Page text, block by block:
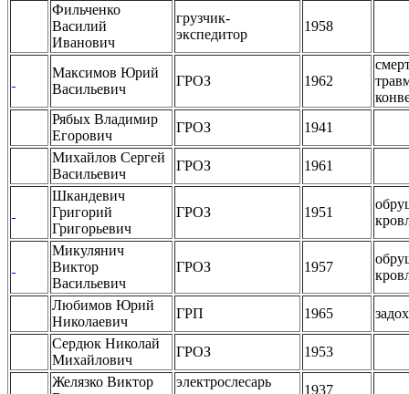
Фильченко
Василий
Иванович
грузчик-
экспедитор
1958
Максимов Юрий
Васильевич
ГРОЗ 1962
Рябых Владимир
Егорович
ГРОЗ
1941
Михайлов Сергей
Васильевич
ГРОЗ
1961
Шкандевич
Григорий
Григорьевич
ГРОЗ 1951
Микулянич
Виктор
Васильевич
ГРОЗ 1957
Любимов Юрий
Николаевич
ГРП 1965
Сердюк Николай
Михайлович
ГРОЗ
1953
Желязко Виктор
электрослесарь
1937